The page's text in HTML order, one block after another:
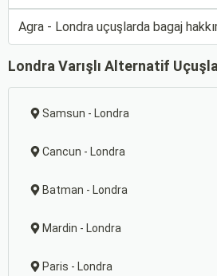
Agra - Londra uçuşlarda bagaj
Londra Varışlı Alternatif
Samsun - Londra
Cancun - Londra
Batman - Londra
Mardin - Londra
Paris - Londra